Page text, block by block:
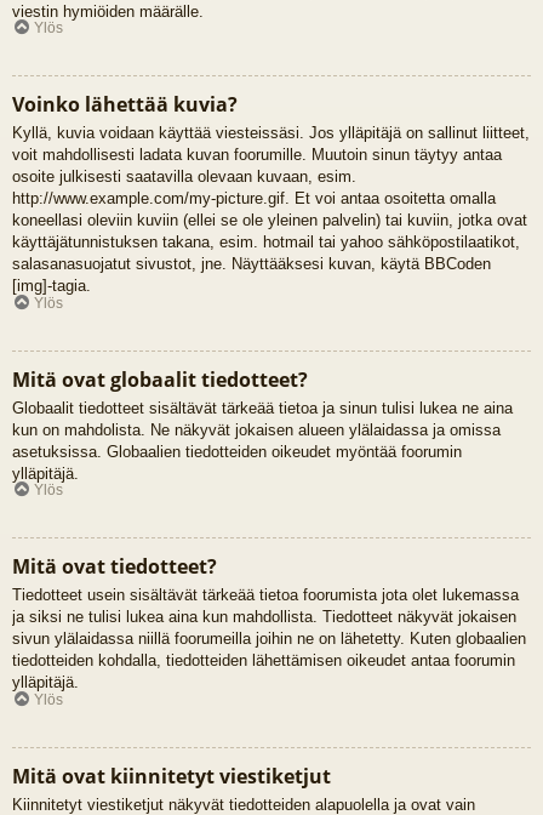
viestin hymiöiden määrälle.
Ylös
Voinko lähettää kuvia?
Kyllä, kuvia voidaan käyttää viesteissäsi. Jos ylläpitäjä on sallinut liitteet,
voit mahdollisesti ladata kuvan foorumille. Muutoin sinun täytyy antaa
osoite julkisesti saatavilla olevaan kuvaan, esim.
http://www.example.com/my-picture.gif. Et voi antaa osoitetta omalla
koneellasi oleviin kuviin (ellei se ole yleinen palvelin) tai kuviin, jotka ovat
käyttäjätunnistuksen takana, esim. hotmail tai yahoo sähköpostilaatikot,
salasanasuojatut sivustot, jne. Näyttääksesi kuvan, käytä BBCoden
[img]-tagia.
Ylös
Mitä ovat globaalit tiedotteet?
Globaalit tiedotteet sisältävät tärkeää tietoa ja sinun tulisi lukea ne aina
kun on mahdolista. Ne näkyvät jokaisen alueen ylälaidassa ja omissa
asetuksissa. Globaalien tiedotteiden oikeudet myöntää foorumin
ylläpitäjä.
Ylös
Mitä ovat tiedotteet?
Tiedotteet usein sisältävät tärkeää tietoa foorumista jota olet lukemassa
ja siksi ne tulisi lukea aina kun mahdollista. Tiedotteet näkyvät jokaisen
sivun ylälaidassa niillä foorumeilla joihin ne on lähetetty. Kuten globaalien
tiedotteiden kohdalla, tiedotteiden lähettämisen oikeudet antaa foorumin
ylläpitäjä.
Ylös
Mitä ovat kiinnitetyt viestiketjut
Kiinnitetyt viestiketjut näkyvät tiedotteiden alapuolella ja ovat vain